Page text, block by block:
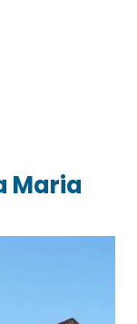
Maria